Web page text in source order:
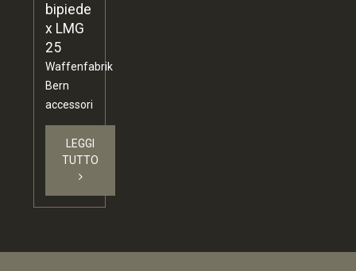
bipiede
x LMG
25
Waffenfabrik
Bern
accessori
LEGGI
TUTTO